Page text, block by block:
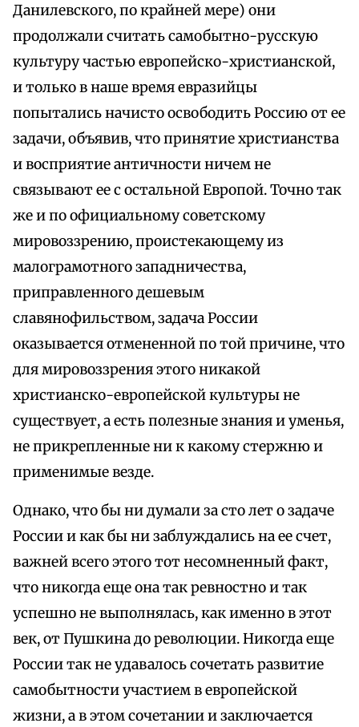
Данилевского, по крайней мере) они
продолжали считать самобытно-русскую
культуру частью европейско-христианской,
и только в наше время евразийцы
попытались начисто освободить Россию от ее
задачи, объявив, что принятие христианства
и восприятие античности ничем не
связывают ее с остальной Европой. Точно так
же и по официальному советскому
мировоззрению, проистекающему из
малограмотного западничества,
приправленного дешевым
славянофильством, задача России
оказывается отмененной по той причине, что
для мировоззрения этого никакой
христианско-европейской культуры не
существует, а есть полезные знания и уменья,
не прикрепленные ни к какому стержню и
применимые везде.
Однако, что бы ни думали за сто лет о задаче
России и как бы ни заблуждались на ее счет,
важней всего этого тот несомненный факт,
что никогда еще она так ревностно и так
успешно не выполнялась, как именно в этот
век, от Пушкина до революции. Никогда еще
России так не удавалось сочетать развитие
самобытности участием в европейской
жизни, а в этом сочетании и заключается